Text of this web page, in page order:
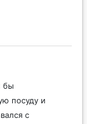
бы
посуду и
с